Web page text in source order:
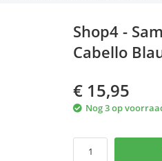
Shop4 -
Cabello
€ 15,95
Nog 3 op